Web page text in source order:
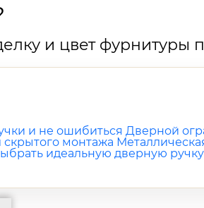
и цвет фурнитуры
и не ошибиться Дверной
скрытого монтажа
идеальную дверную